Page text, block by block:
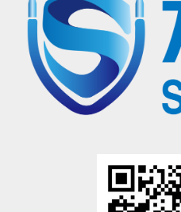
注册临床试验，请联系术锐官方合作医院，咨询医生
细了解有关术锐®机器人执行手术及其可能风险的所有信
、SHURUI®等是北京术锐机器人股份 有限公